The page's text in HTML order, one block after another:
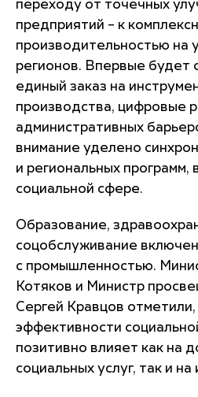
переходу от точечных
предприятий – к
производительностью на
регионов. Впервые будет
единый заказ на
производства, цифровые
административных
внимание уделено
и региональных программ,
социальной сфере.
Образование,
соцобслуживание
с промышленностью.
Котяков и Министр
Сергей Кравцов
эффективности
позитивно влияет как на
социальных услуг, так и на